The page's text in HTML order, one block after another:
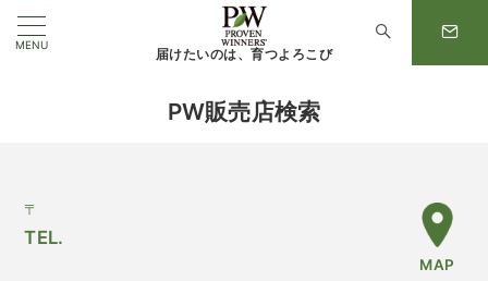
MENU
届けたいのは、育つよろこび
PW販売店検索
〒
TEL.
MAP